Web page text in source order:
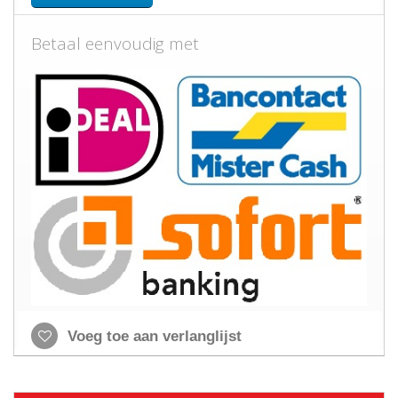
Betaal eenvoudig met
Voeg toe aan verlanglijst